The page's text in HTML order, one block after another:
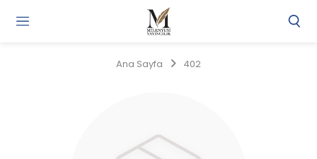
Ana Sayfa 402